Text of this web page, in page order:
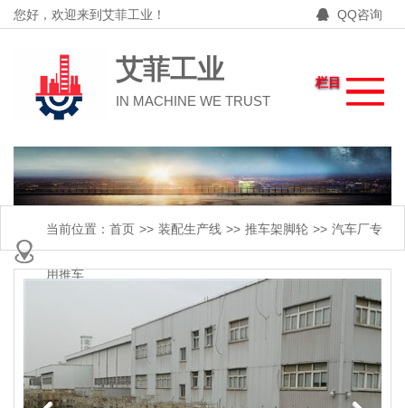
您好，欢迎来到艾菲工业！ QQ咨询
艾菲工业
IN MACHINE WE TRUST
栏目
当前位置： 首页 >> 装配生产线 >> 推车架脚轮 >> 汽车厂专
用推车